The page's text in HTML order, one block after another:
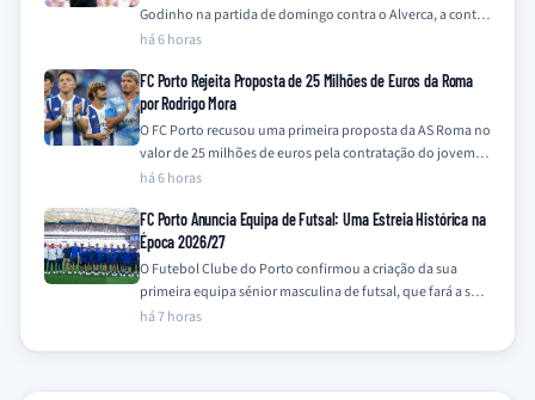
Godinho na partida de domingo contra o Alverca, a contar
para…
há 6 horas
FC Porto Rejeita Proposta de 25 Milhões de Euros da Roma
por Rodrigo Mora
O FC Porto recusou uma primeira proposta da AS Roma no
valor de 25 milhões de euros pela contratação do jovem
médio-ofensivo…
há 6 horas
FC Porto Anuncia Equipa de Futsal: Uma Estreia Histórica na
Época 2026/27
O Futebol Clube do Porto confirmou a criação da sua
primeira equipa sénior masculina de futsal, que fará a sua
estreia oficial…
há 7 horas